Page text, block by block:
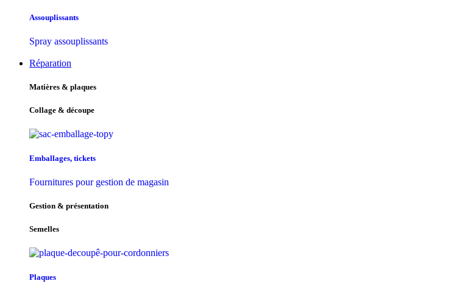
Assouplissants
Spray assouplissants
Réparation
Matières & plaques
Collage & découpe
Emballages, tickets
Fournitures pour gestion de magasin
Gestion & présentation
Semelles
Plaques